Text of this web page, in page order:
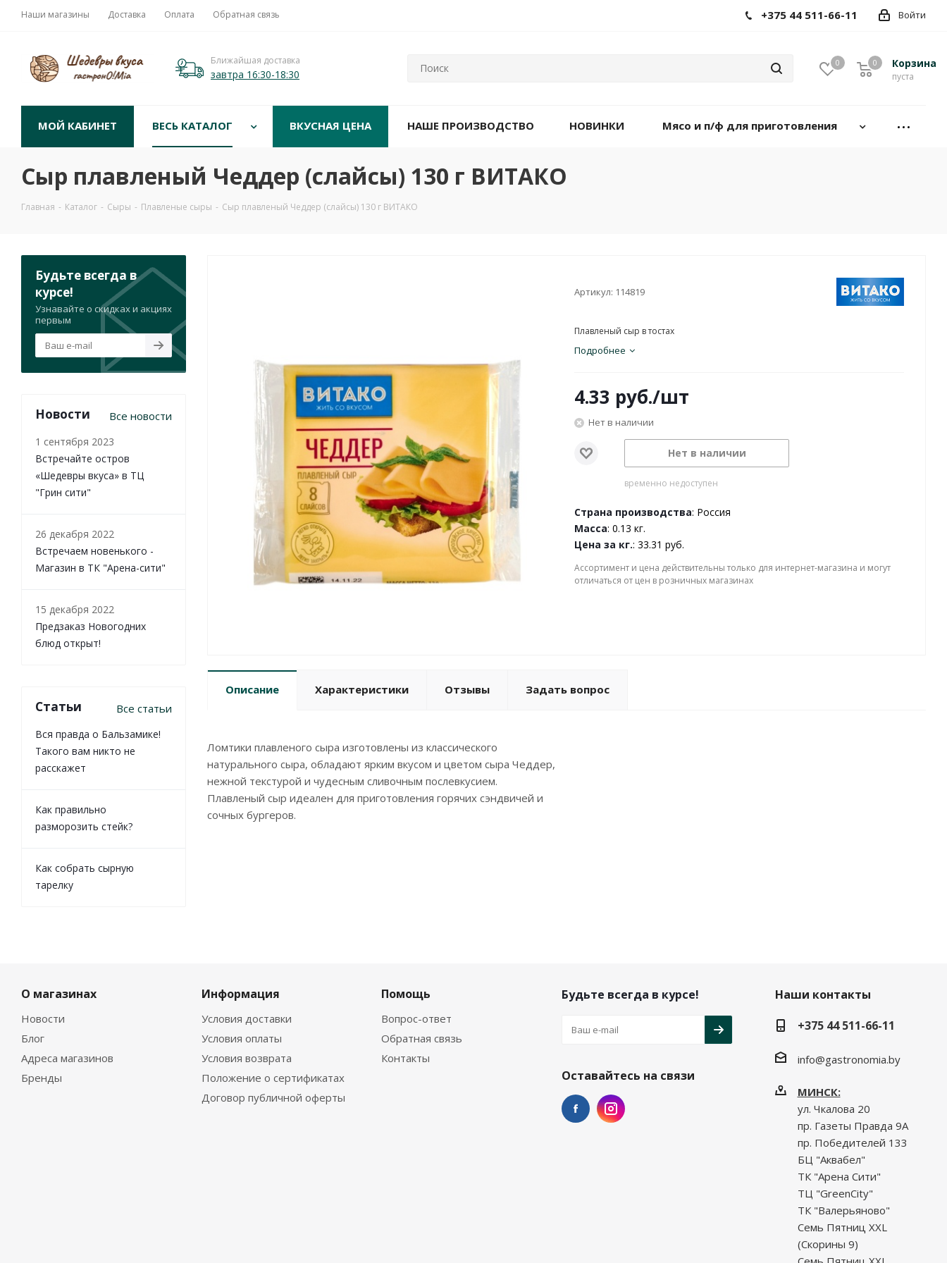
Наши магазины Доставка Оплата Обратная связь Войти
+375 44 511-66-11
Ближайшая доставка
завтра 16:30-18:30
0 Корзина
пуста
0
МОЙ КАБИНЕТ ВЕСЬ КАТАЛОГ ВКУСНАЯ ЦЕНА НАШЕ ПРОИЗВОДСТВО НОВИНКИ Мясо и п/ф для приготовления
Сыр плавленый Чеддер (слайсы) 130 г ВИТАКО
Главная - Каталог - Сыры - Плавленые сыры - Сыр плавленый Чеддер (слайсы) 130 г ВИТАКО
Артикул: 114819
Плавленый сыр в тостах
Подробнее
4.33 руб./шт
Нет в наличии
Нет в наличии
временно недоступен
Страна производства: Россия
Масса: 0.13 кг.
Цена за кг.: 33.31 руб.
Ассортимент и цена действительны только для интернет-магазина и могут
отличаться от цен в розничных магазинах
Описание Характеристики Отзывы Задать вопрос
Ломтики плавленого сыра изготовлены из классического
натурального сыра, обладают ярким вкусом и цветом сыра Чеддер,
нежной текстурой и чудесным сливочным послевкусием.
Плавленый сыр идеален для приготовления горячих сэндвичей и
сочных бургеров.
Будьте всегда в
курсе!
Узнавайте о скидках и акциях
первым
Новости Все новости
1 сентября 2023
Встречайте остров
«Шедевры вкуса» в ТЦ
"Грин сити"
26 декабря 2022
Встречаем новенького -
Магазин в ТК "Арена-сити"
15 декабря 2022
Предзаказ Новогодних
блюд открыт!
Статьи Все статьи
Вся правда о Бальзамике!
Такого вам никто не
расскажет
Как правильно
разморозить стейк?
Как собрать сырную
тарелку
О магазинах
Новости
Блог
Адреса магазинов
Бренды
Информация
Условия доставки
Условия оплаты
Условия возврата
Положение о сертификатах
Договор публичной оферты
Помощь
Вопрос-ответ
Обратная связь
Контакты
Будьте всегда в курсе!
Оставайтесь на связи
Наши контакты
+375 44 511-66-11
info@gastronomia.by
МИНСК:
ул. Чкалова 20
пр. Газеты Правда 9А
пр. Победителей 133
БЦ "Аквабел"
ТК "Арена Сити"
ТЦ "GreenCity"
ТК "Валерьяново"
Семь Пятниц XXL
(Скорины 9)